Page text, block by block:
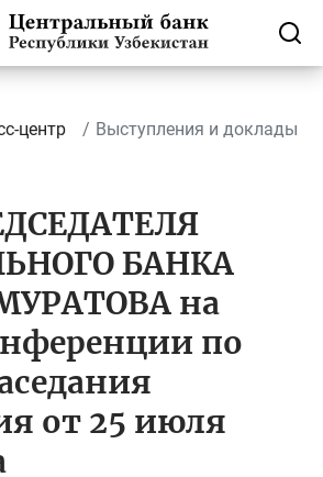
центр Выступления и доклады
БАНКА
на
по
от 25 июля